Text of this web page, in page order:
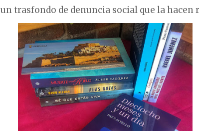
trasfondo de denuncia social que la hacen